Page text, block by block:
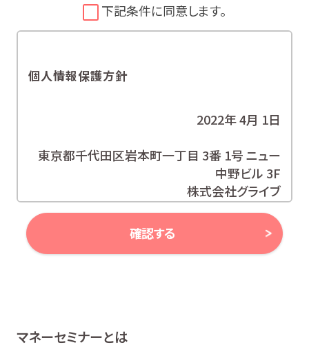
下記条件に同意します。
個人情報保護方針
2022年 4月 1日
東京都千代田区岩本町一丁目 3番 1号 ニュー
中野ビル 3F
株式会社グライブ
代表取締役 安田 潔
当社は、お客様の個人情報及び個人番号（以下「個人情報
当社は、個人情報等の保護に関する関係諸法令、ガイドラ
確認する
マネーセミナーとは